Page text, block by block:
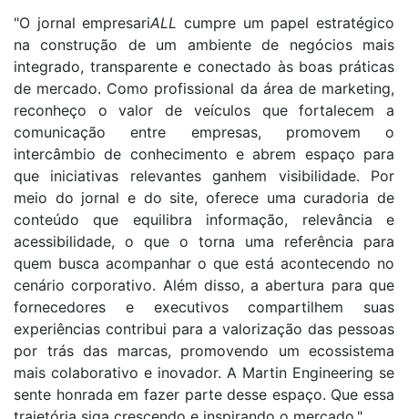
"O jornal empresariALL cumpre um papel estratégico
na construção de um ambiente de negócios mais
integrado, transparente e conectado às boas práticas
de mercado. Como profissional da área de marketing,
reconheço o valor de veículos que fortalecem a
comunicação entre empresas, promovem o
intercâmbio de conhecimento e abrem espaço para
que iniciativas relevantes ganhem visibilidade. Por
meio do jornal e do site, oferece uma curadoria de
conteúdo que equilibra informação, relevância e
acessibilidade, o que o torna uma referência para
quem busca acompanhar o que está acontecendo no
cenário corporativo. Além disso, a abertura para que
fornecedores e executivos compartilhem suas
experiências contribui para a valorização das pessoas
por trás das marcas, promovendo um ecossistema
mais colaborativo e inovador. A Martin Engineering se
sente honrada em fazer parte desse espaço. Que essa